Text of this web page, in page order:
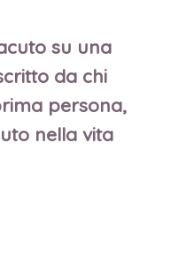
su una
da chi
persona,
nella vita